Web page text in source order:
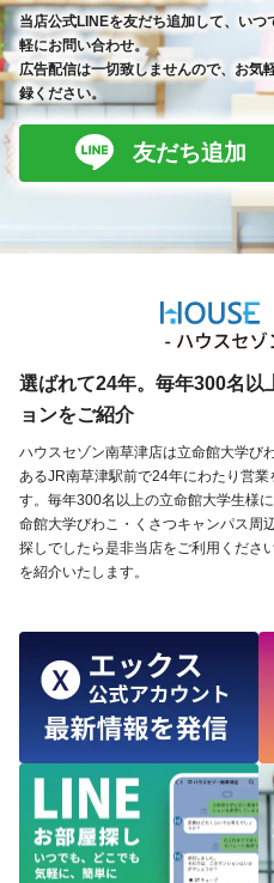
当店公式LINEを友だち追加して、いつ
軽にお問い合わせ。
広告配信は一切致しませんので、お気
録ください。
友だち追加
選ばれて24年。毎年300名以
ョンをご紹介
ハウスセゾン南草津店は立命館大学び
あるJR南草津駅前で24年にわたり営
す。毎年300名以上の立命館大学生様
命館大学びわこ・くさつキャンパス周
探しでしたら是非当店をご利用くださ
を紹介いたします。